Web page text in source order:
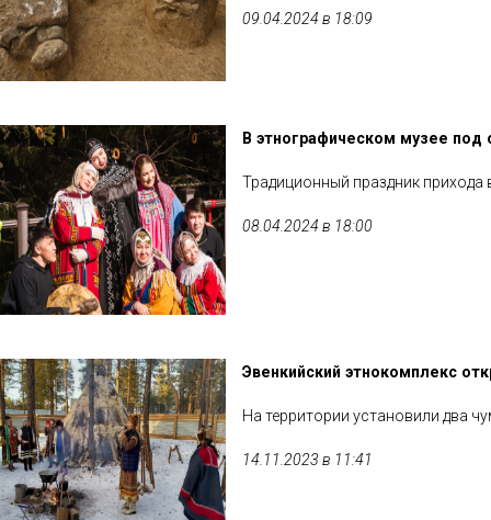
09.04.2024 в 18:09
В этнографическом музее
Традиционный праздник
08.04.2024 в 18:00
Эвенкийский этнокомплекс
На территории установили два
14.11.2023 в 11:41